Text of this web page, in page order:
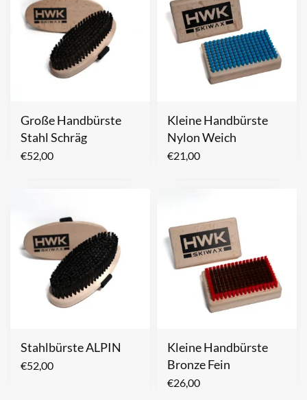
Große Handbürste
Stahl Schräg
€52,00
Kleine Handbürste
Nylon Weich
€21,00
Stahlbürste ALPIN
€52,00
Kleine Handbürste
Bronze Fein
€26,00